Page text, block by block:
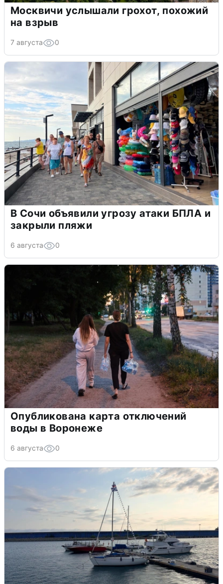
Москвичи услышали грохот, похожий
на взрыв
7 августа 0
В Сочи объявили угрозу атаки БПЛА и
закрыли пляжи
6 августа 0
Опубликована карта отключений
воды в Воронеже
6 августа 0